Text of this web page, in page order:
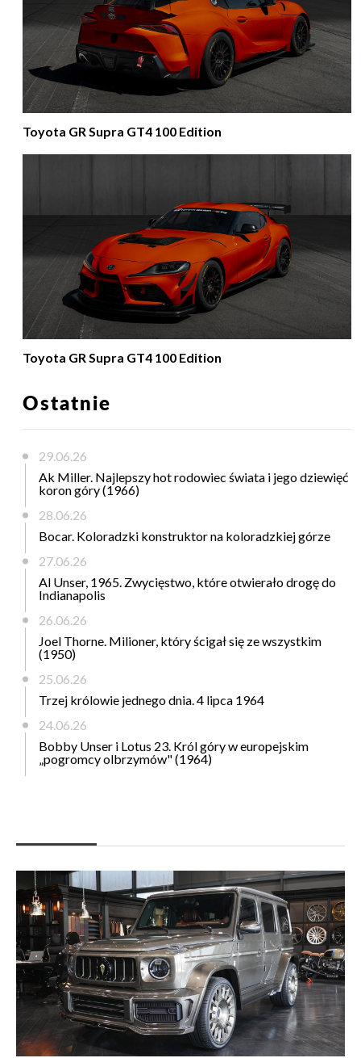
Toyota GR Supra GT4 100 Edition
Toyota GR Supra GT4 100 Edition
Ostatnie
29.06.26
Ak Miller. Najlepszy hot rodowiec świata i jego dziewięć
koron góry (1966)
28.06.26
Bocar. Koloradzki konstruktor na koloradzkiej górze
27.06.26
Al Unser, 1965. Zwycięstwo, które otwierało drogę do
Indianapolis
26.06.26
Joel Thorne. Milioner, który ścigał się ze wszystkim
(1950)
25.06.26
Trzej królowie jednego dnia. 4 lipca 1964
24.06.26
Bobby Unser i Lotus 23. Król góry w europejskim
„pogromcy olbrzymów" (1964)